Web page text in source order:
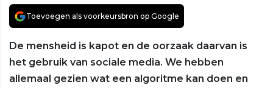
Toevoegen als voorkeursbron op Google
De mensheid is kapot en de oorzaak daarvan is
het gebruik van sociale media. We hebben
allemaal gezien wat een algoritme kan doen en